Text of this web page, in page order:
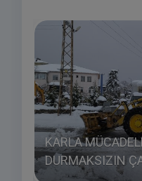
KARLA
DURMAKSIZIN